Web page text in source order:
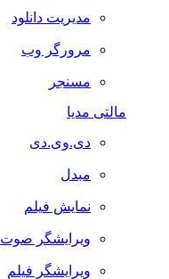
مدیریت دانلود
مرورگر وب
مسنجر
مالتی مدیا
دی.وی.دی
مبدل
نمایش فیلم
ویرایشگر صوت
ویرایشگر فیلم